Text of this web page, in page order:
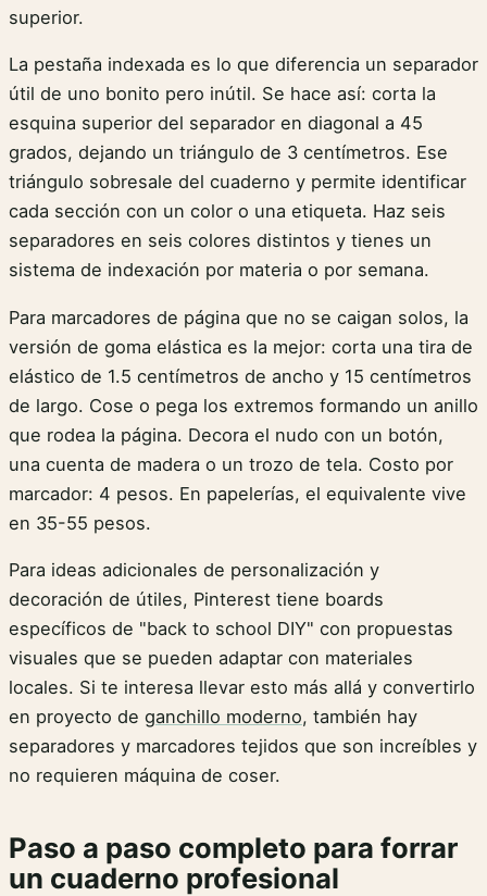
superior.
La pestaña indexada es lo que diferencia un separador
útil de uno bonito pero inútil. Se hace así: corta la
esquina superior del separador en diagonal a 45
grados, dejando un triángulo de 3 centímetros. Ese
triángulo sobresale del cuaderno y permite identificar
cada sección con un color o una etiqueta. Haz seis
separadores en seis colores distintos y tienes un
sistema de indexación por materia o por semana.
Para marcadores de página que no se caigan solos, la
versión de goma elástica es la mejor: corta una tira de
elástico de 1.5 centímetros de ancho y 15 centímetros
de largo. Cose o pega los extremos formando un anillo
que rodea la página. Decora el nudo con un botón,
una cuenta de madera o un trozo de tela. Costo por
marcador: 4 pesos. En papelerías, el equivalente vive
en 35-55 pesos.
Para ideas adicionales de personalización y
decoración de útiles, Pinterest tiene boards
específicos de "back to school DIY" con propuestas
visuales que se pueden adaptar con materiales
locales. Si te interesa llevar esto más allá y convertirlo
en proyecto de ganchillo moderno, también hay
separadores y marcadores tejidos que son increíbles y
no requieren máquina de coser.
Paso a paso completo para forrar
un cuaderno profesional